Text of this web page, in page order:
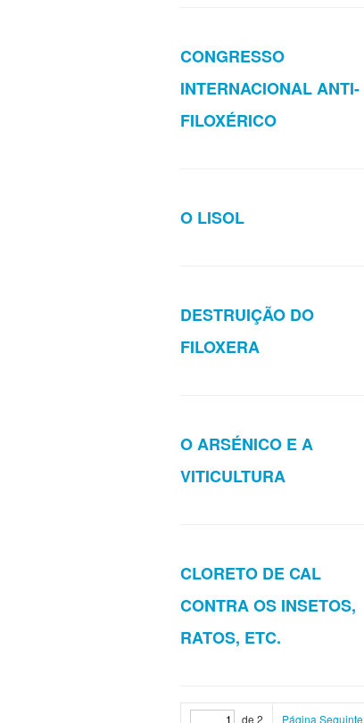
CONGRESSO
INTERNACIONAL ANTI-
FILOXÉRICO
O LISOL
DESTRUIÇÃO DO
FILOXERA
O ARSÉNICO E A
VITICULTURA
CLORETO DE CAL
CONTRA OS INSETOS,
RATOS, ETC.
de 2 Página Seguinte